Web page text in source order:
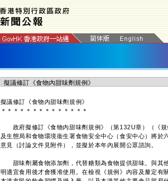
擬議修訂《食物內甜味劑規例》
＊ ＊ ＊ ＊ ＊ ＊ ＊ ＊ ＊ ＊ ＊ ＊ ＊ ＊
政府擬修訂《食物內甜味劑規例》（第132U章）（《規
及生態局和食物環境衞生署食物安全中心（食安中心）將
意見（討論文件見附件），並擬於本年內展開公眾諮詢。
甜味劑屬食物添加劑，代替糖類為食物提供甜味。與其
明適宜食用後才會獲准使用。在檢視《規例》內容及釐定有